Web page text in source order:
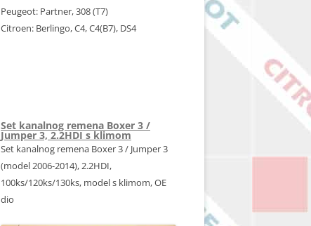
Peugeot: Partner, 308 (T7)
Citroen: Berlingo, C4, C4(B7), DS4
Set kanalnog remena Boxer 3 /
Jumper 3, 2.2HDI s klimom
Set kanalnog remena Boxer 3 / Jumper 3
(model 2006-2014), 2.2HDI,
100ks/120ks/130ks, model s klimom, OE
dio